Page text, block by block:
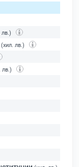
лв.)
(хил. лв.)
лв.)